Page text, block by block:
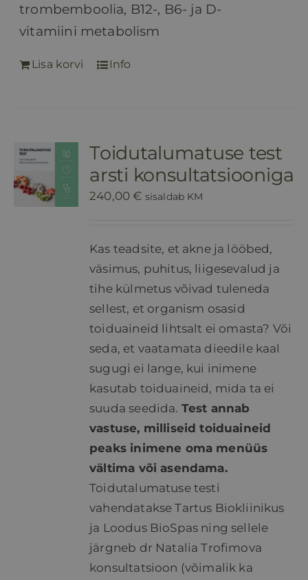
trombemboolia, B12-, B6- ja D-
vitamiini metabolism
Lisa korvi Info
Toidutalumatuse test
arsti konsultatsiooniga
240,00€ sisaldab KM
Kas teadsite, et akne ja lööbed,
väsimus, puhitus, liigesevalud ja
tihe külmetus võivad tuleneda
sellest, et organism osasid
toiduaineid lihtsalt ei omasta? Või
seda, et vaatamata dieedile kaal
sugugi ei lange, kui inimene
kasutab toiduaineid, mida ta ei
suuda seedida. Test annab
vastuse, milliseid toiduaineid
peaks inimene oma menüüs
vältima või asendama.
Toidutalumatuse testi
vahendatakse Tartus Biokliinikus
ja Loodus BioSpas ning sellele
järgneb dr Natalia Trofimova
konsultatsioon (võimalik ka